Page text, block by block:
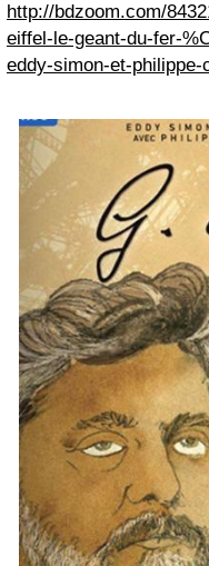
http://bdzoom.com/
eiffel-le-geant-du-fer-
eddy-simon-et-philippe-